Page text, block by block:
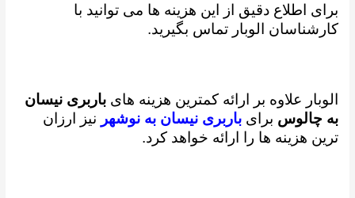
برای اطلاع دقیق از این هزینه ها می توانید با
کارشناسان الوبار تماس بگیرید.
الوبار علاوه بر ارائه کمترین هزینه هایباربری نیسان
به چالوس برایباربری نیسان به نوشهر نیز ارزان
ترین هزینه ها را ارائه خواهد کرد.